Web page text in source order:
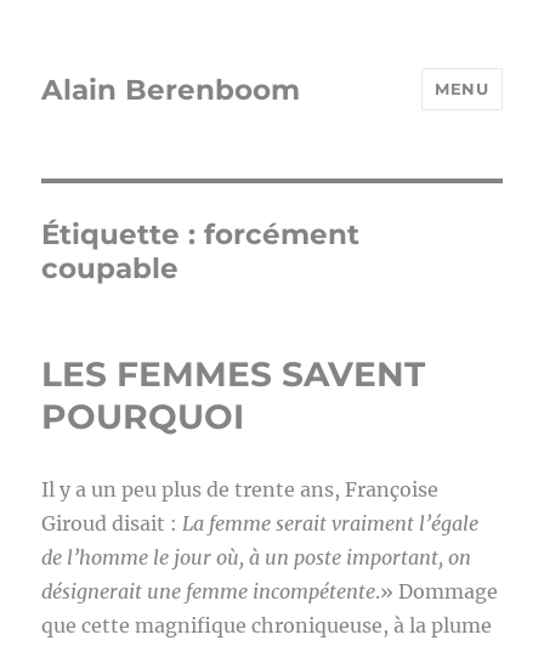
Alain Berenboom MENU
Étiquette :forcément
coupable
LES FEMMES SAVENT
POURQUOI
Il y a un peu plus de trente ans, Françoise
Giroud disait :La femme serait vraiment l’égale
de l’homme le jour où, à un poste important, on
désignerait une femme incompétente.» Dommage
que cette magnifique chroniqueuse, à la plume